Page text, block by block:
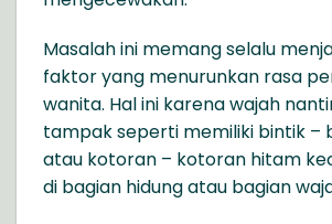
Masalah ini memang selalu
faktor yang menurunkan rasa
wanita. Hal ini karena wajah
tampak seperti memiliki bintik –
atau kotoran – kotoran hitam
di bagian hidung atau bagian